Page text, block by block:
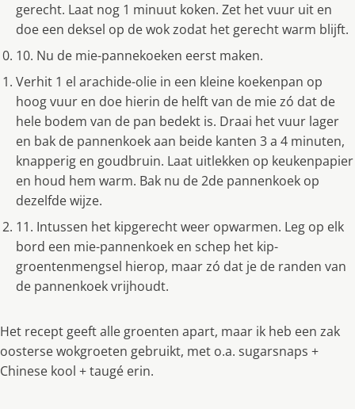
gerecht. Laat nog 1 minuut koken. Zet het vuur uit en
doe een deksel op de wok zodat het gerecht warm blijft.
10. Nu de mie-pannekoeken eerst maken.
Verhit 1 el arachide-olie in een kleine koekenpan op
hoog vuur en doe hierin de helft van de mie zó dat de
hele bodem van de pan bedekt is. Draai het vuur lager
en bak de pannenkoek aan beide kanten 3 a 4 minuten,
knapperig en goudbruin. Laat uitlekken op keukenpapier
en houd hem warm. Bak nu de 2de pannenkoek op
dezelfde wijze.
11. Intussen het kipgerecht weer opwarmen. Leg op elk
bord een mie-pannenkoek en schep het kip-
groentenmengsel hierop, maar zó dat je de randen van
de pannenkoek vrijhoudt.
Het recept geeft alle groenten apart, maar ik heb een zak
oosterse wokgroeten gebruikt, met o.a. sugarsnaps +
Chinese kool + taugé erin.